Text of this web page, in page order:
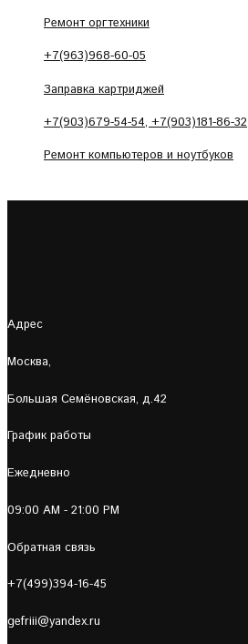
Ремонт оргтехники
+7(963)968-60-05
Заправка картриджей
+7(903)679-54-54, +7(903)181-86-32
Ремонт компьютеров и ноутбуков
Адрес
Москва,
Большая Семёновская, д.42
График работы
Ежедневно
09:00 AM - 21:00 PM
Обратная связь
+7(499)394-16-45
gefriii@yandex.ru